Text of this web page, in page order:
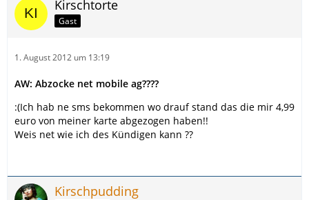
Kirschtorte
Gast
1. August 2012 um 13:19
AW: Abzocke net mobile ag????
:(Ich hab ne sms bekommen wo drauf stand das die mir 4,99
euro von meiner karte abgezogen haben!!
Weis net wie ich des Kündigen kann ??
Kirschpudding